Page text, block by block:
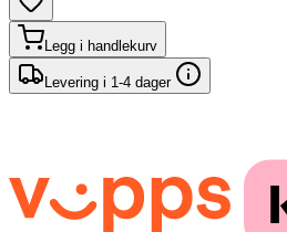
Legg i handlekurv
Levering i 1-4 dager